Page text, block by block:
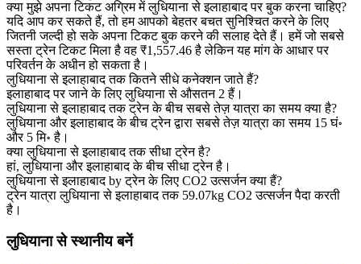
क्या मुझे अपना टिकट अग्रिम में लुधियाना से इलाहाबाद पर बुक करना चाहिए?
यदि आप कर सकते हैं, तो हम आपको बेहतर बचत सुनिश्चित करने के लिए
जितनी जल्दी हो सके अपना टिकट बुक करने की सलाह देते हैं। हमें जो सबसे
सस्ता ट्रेन टिकट मिला है वह ₹1,557.46 है लेकिन यह मांग के आधार पर
परिवर्तन के अधीन हो सकता है।
लुधियाना से इलाहाबाद तक कितने सीधे कनेक्शन जाते हैं?
इलाहाबाद पर जाने के लिए लुधियाना से औसतन 2 हैं।
लुधियाना से इलाहाबाद तक ट्रेन के बीच सबसे तेज़ यात्रा का समय क्या है?
लुधियाना और इलाहाबाद के बीच ट्रेन द्वारा सबसे तेज़ यात्रा का समय 15 घं॰
और 5 मि॰ है।
क्या लुधियाना से इलाहाबाद तक सीधा ट्रेन है?
हां, लुधियाना और इलाहाबाद के बीच सीधा ट्रेन है।
लुधियाना से इलाहाबाद by ट्रेन के लिए CO2 उत्सर्जन क्या हैं?
ट्रेन यात्रा लुधियाना से इलाहाबाद तक 59.07kg CO2 उत्सर्जन पैदा करती
है।
लुधियाना से स्थानीय बनें